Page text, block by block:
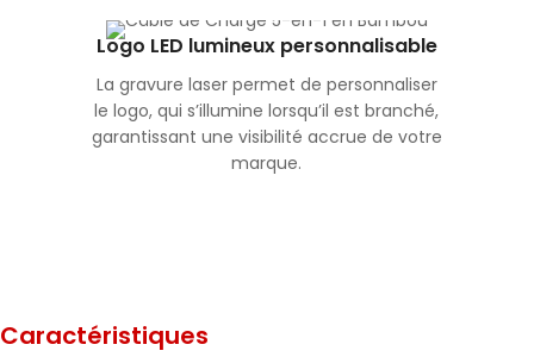
Logo LED lumineux personnalisable
La gravure laser permet de personnaliser
le logo, qui s’illumine lorsqu’il est branché,
garantissant une visibilité accrue de votre
marque.
Caractéristiques